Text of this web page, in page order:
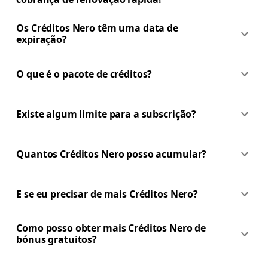
Os Créditos Nero têm uma data de
expiração?
O que é o pacote de créditos?
Existe algum limite para a subscrição?
Quantos Créditos Nero posso acumular?
E se eu precisar de mais Créditos Nero?
Como posso obter mais Créditos Nero de
bónus gratuitos?